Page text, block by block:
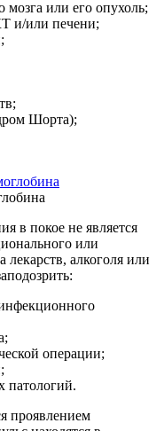
мозга или его опухоль;
и/или печени;
Шорта);
в покое не является
или
алкоголя или
операции;
патологий.
проявлением